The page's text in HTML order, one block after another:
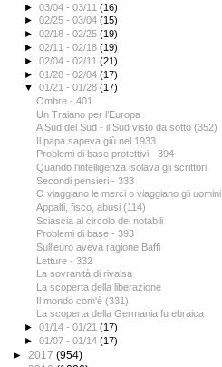
►03/04 - 03/11(16)
►02/25 - 03/04(15)
►02/18 - 02/25(19)
►02/11 - 02/18(19)
►02/04 - 02/11(21)
►01/28 - 02/04(17)
▼01/21 - 01/28(17)
Ombre - 401
Un Traiano per l’Europa
A Sud del Sud - il Sud visto da sotto (352)
Il papa sapeva giù nel 1933
Problemi di base protettivi - 394
Quando l’intelligenza isolava gli scrittori
Secondi pensieri - 333
O viaggiano le merci o viaggiano gli uomini
Appalti, fisco, abusi (114)
Sciascia al circolo dei notabili
Problemi di base - 393
Sull’euro aveva ragione Baffi
Letture - 332
La sovranità di rivalsa
La scoperta della liberazione
Il mondo com'è (331)
La scoperta della Germania fu ebraica
►01/14 - 01/21(17)
►01/07 - 01/14(17)
► 2017 (954)